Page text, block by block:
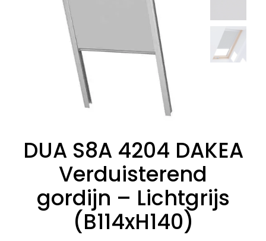
DUA S8A 4204 DAKEA
Verduisterend
gordijn – Lichtgrijs
(B114xH140)